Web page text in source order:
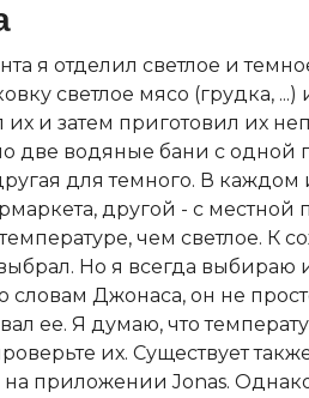
я отделил светлое и
светлое мясо (грудка,
и затем приготовил их
две водяные бани с одной
для темного. В
другой - с
чем светлое. К
Но я всегда выбираю
словам Джонаса, он не
ее. Я думаю, что
их. Существует
на приложении Jonas.